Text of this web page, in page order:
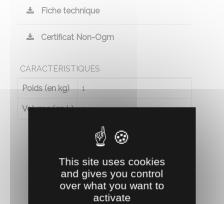
Fiche technique
Certificat Non-Ogm
CARACTÉRISTIQUES
Poids (en kg) 1
Volume (en L) 1
This site uses cookies
and gives you control
over what you want to
activate